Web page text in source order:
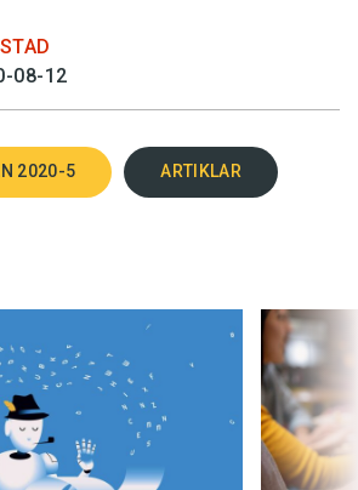
08-12
2020-5 ARTIKLAR